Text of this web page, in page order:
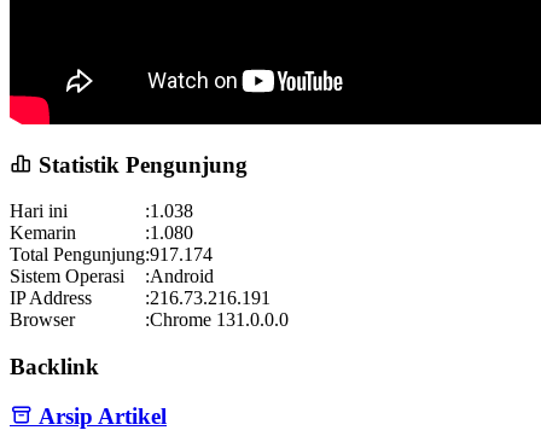
Statistik Pengunjung
Hari ini :1.038
Kemarin
:1.080
Total Pengunjung:917.174
Sistem Operasi
:Android
IP Address
:216.73.216.191
Browser
:Chrome 131.0.0.0
Backlink
Arsip Artikel